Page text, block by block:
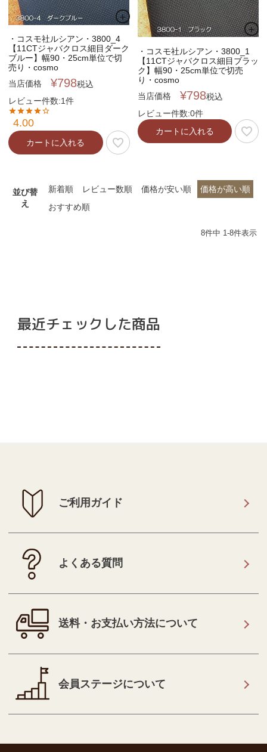
・コスモ社ルシアン・3800_4
【11CTジャバクロス細目ダーク
ブルー】幅90・25cm単位で切
売り・cosmo
当店価格
¥798税込
レビュー件数:1件
4.00
カートに入れる
・コスモ社ルシアン・3800_1
【11CTジャバクロス細目ブラッ
ク】幅90・25cm単位で切売
り・cosmo
当店価格
¥798税込
レビュー件数:0件
カートに入れる
並び替
え
新着順 レビュー数順 価格が安い順
価格が高い順
おすすめ順
8件中 1-8件表示
最近チェックした商品
ご利用ガイド
よくある質問
送料・お支払い方法について
会員ステージについて